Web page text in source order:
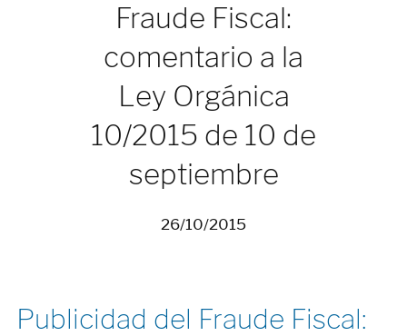
Fraude Fiscal:
comentario a la
Ley Orgánica
10/2015 de 10 de
septiembre
26/10/2015
Publicidad del Fraude Fiscal: